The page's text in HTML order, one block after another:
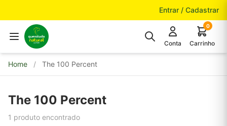
Entrar / Cadastrar
Conta
0
Carrinho
Home / The 100 Percent
The 100 Percent
1 produto encontrado